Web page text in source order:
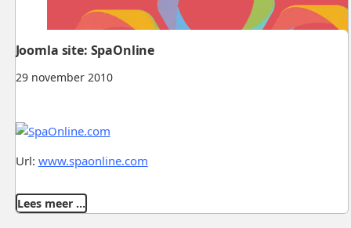
29 november 2010
Joomla site: SpaOnline
Url: www.spaonline.com
Lees meer …